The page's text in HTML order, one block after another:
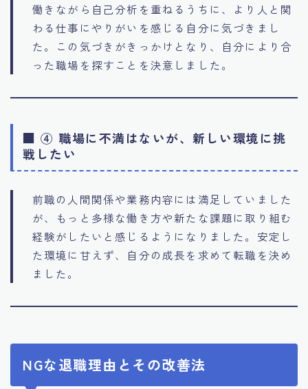
働きながら自己分析を重ねるうちに、より人と関
わる仕事にやりがいを感じる自分に気づきまし
た。この気づきがきっかけとなり、自分により合
った職場を探すことを決意しました。
■ ④ 職場に不満はないが、新しい環境に挑
戦したい
前職の人間関係や業務内容には満足していました
が、もっと多様な働き方や新たな課題に取り組む
経験がしたいと感じるようになりました。安定し
た環境に甘えず、自分の成長を求めて転職を決め
ました。
NGな退職理由とその改善法